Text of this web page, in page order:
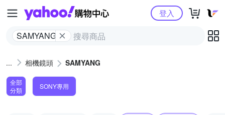
Yahoo購物中心
SAMYANG
登入
相機鏡頭 SAMYANG
全部
分類
SONY專用